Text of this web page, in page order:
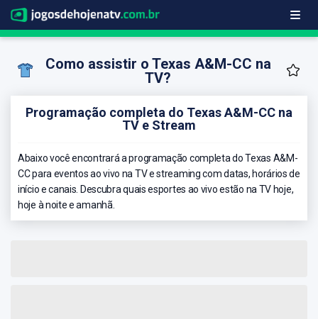
Como assistir o Texas A&M-CC na
TV?
Programação completa do Texas A&M-CC na
TV e Stream
Abaixo você encontrará a programação completa do Texas A&M-
CC para eventos ao vivo na TV e streaming com datas, horários de
início e canais. Descubra quais esportes ao vivo estão na TV hoje,
hoje à noite e amanhã.